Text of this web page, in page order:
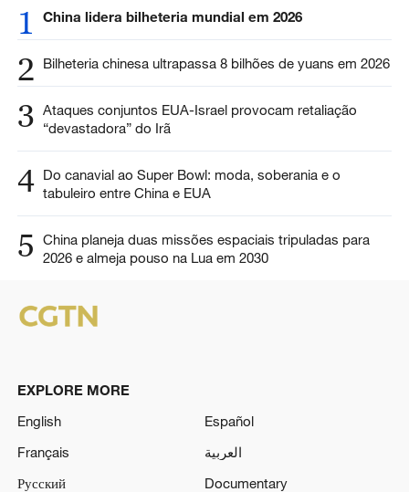
1 China lidera bilheteria mundial em 2026
2 Bilheteria chinesa ultrapassa 8 bilhões de yuans em 2026
3 Ataques conjuntos EUA-Israel provocam retaliação
“devastadora” do Irã
4 Do canavial ao Super Bowl: moda, soberania e o
tabuleiro entre China e EUA
5
China planeja duas missões espaciais tripuladas para
2026 e almeja pouso na Lua em 2030
EXPLORE MORE
English
Español
Français
العربية
Русский
Documentary